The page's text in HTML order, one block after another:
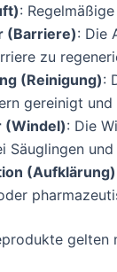
: Regelmäßige
(Barriere): Die
zu
(Reinigung):
gereinigt
(Windel): Die
Säuglingen
(Aufklärung)
gelten